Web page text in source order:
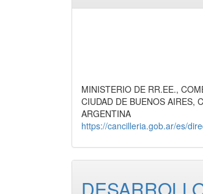
MINISTERIO DE RR.EE.,
CIUDAD DE BUENOS AIRES,
ARGENTINA
https://cancilleria.gob.ar/es/